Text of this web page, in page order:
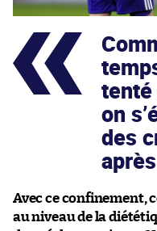
tenté
on
des
Avec ce confinement,
au niveau de la